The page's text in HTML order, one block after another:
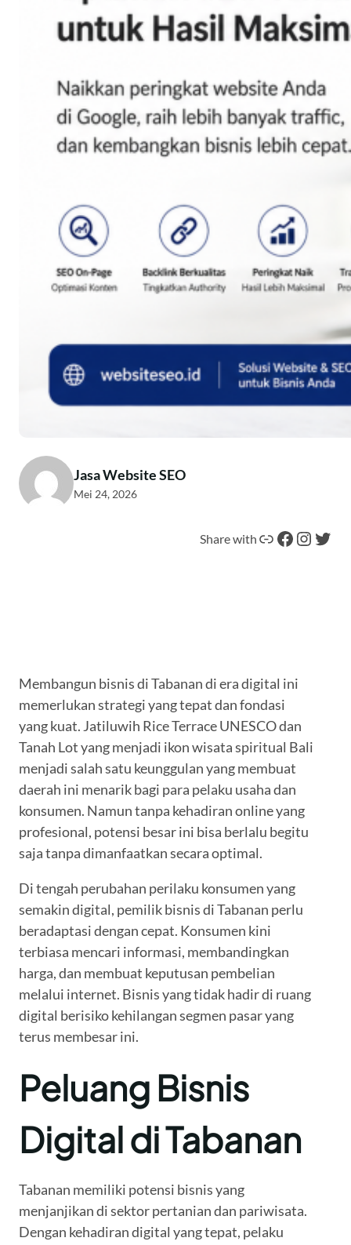
Jasa Website SEO
Mei 24, 2026
Share with Tautan Facebook Instagram Twitter
Membangun bisnis di Tabanan di era digital ini
memerlukan strategi yang tepat dan fondasi
yang kuat. Jatiluwih Rice Terrace UNESCO dan
Tanah Lot yang menjadi ikon wisata spiritual Bali
menjadi salah satu keunggulan yang membuat
daerah ini menarik bagi para pelaku usaha dan
konsumen. Namun tanpa kehadiran online yang
profesional, potensi besar ini bisa berlalu begitu
saja tanpa dimanfaatkan secara optimal.
Di tengah perubahan perilaku konsumen yang
semakin digital, pemilik bisnis di Tabanan perlu
beradaptasi dengan cepat. Konsumen kini
terbiasa mencari informasi, membandingkan
harga, dan membuat keputusan pembelian
melalui internet. Bisnis yang tidak hadir di ruang
digital berisiko kehilangan segmen pasar yang
terus membesar ini.
Peluang Bisnis
Digital di Tabanan
Tabanan memiliki potensi bisnis yang
menjanjikan di sektor pertanian dan pariwisata.
Dengan kehadiran digital yang tepat, pelaku